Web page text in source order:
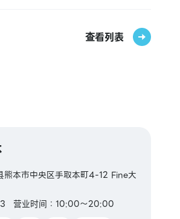
查看列表
本市中央区手取本町4-12 Fine大
营业时间：10:00～20:00